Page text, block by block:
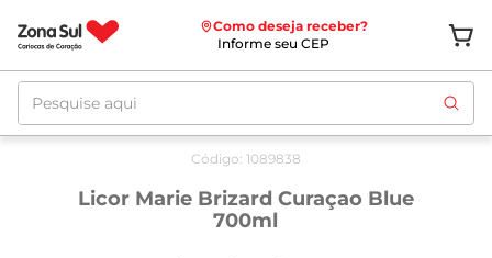
Como deseja receber?
Informe seu CEP
Pesquise aqui
Código: 1089838
Licor Marie Brizard Curaçao Blue
700ml